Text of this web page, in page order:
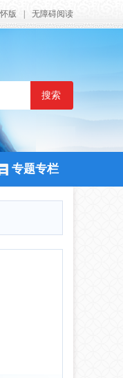
无障碍阅读
版
搜索
专题专栏